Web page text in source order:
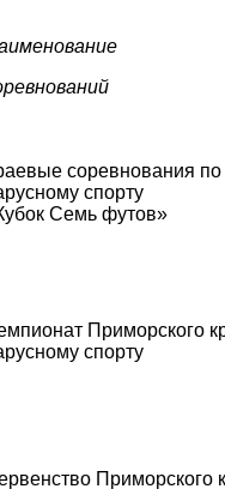
соревнования по
спорту
Семь футов»
Приморского
спорту
Приморского